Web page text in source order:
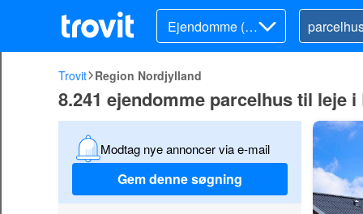
Ejendomme (lej
e)
Trovit Region Nordjylland
8.241 ejendomme parcelhus til leje
Modtag nye annoncer via e-mail
Gem denne søgning